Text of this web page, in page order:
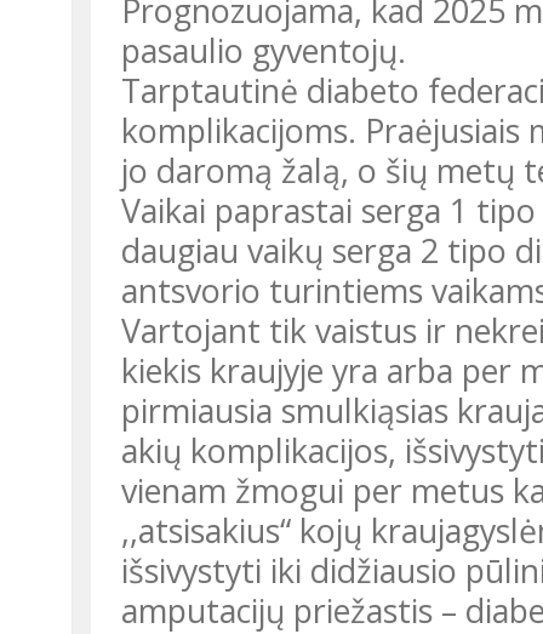
Prognozuojama, kad 2025
pasaulio gyventojų.
Tarptautinė diabeto
komplikacijoms.
jo daromą žalą, o šių metų
Vaikai paprastai serga 1
daugiau vaikų serga 2 tipo
antsvorio turintiems
Vartojant tik vaistus ir
kiekis kraujyje yra arba per
pirmiausia smulkiąsias
akių komplikacijos,
vienam žmogui per metus
,,atsisakius“ kojų
išsivystyti iki didžiausio
amputacijų priežastis –